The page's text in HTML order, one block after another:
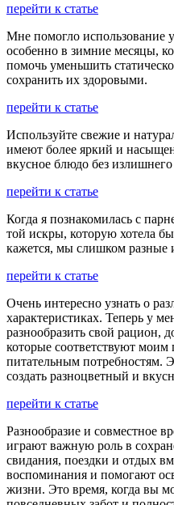
перейти к статье
Мне помогло использование
особенно в зимние месяцы,
помочь уменьшить
сохранить их здоровыми.
перейти к статье
Используйте свежие и
имеют более яркий и
вкусное блюдо без
перейти к статье
Когда я познакомилась с
той искры, которую хотела
кажется, мы слишком разные
перейти к статье
Очень интересно узнать о
характеристиках. Теперь у
разнообразить свой рацион,
которые соответствуют
питательным потребностям.
создать разноцветный и
перейти к статье
Разнообразие и совместное
играют важную роль в
свидания, поездки и отдых
воспоминания и помогают
жизни. Это время, когда вы